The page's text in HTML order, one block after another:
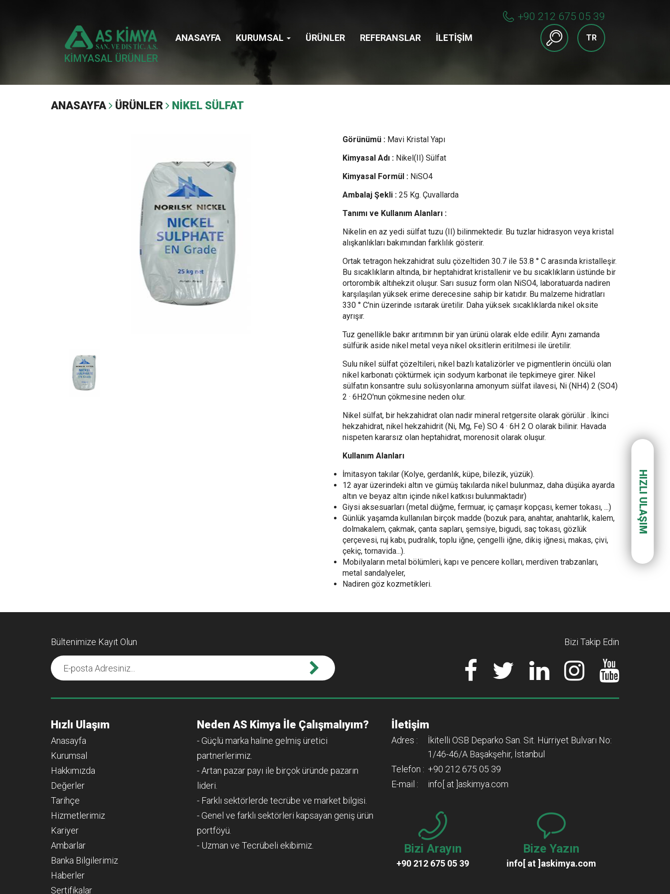
KİMYASAL ÜRÜNLER
ANASAYFA KURUMSAL ÜRÜNLER REFERANSLAR İLETIŞIM
+90 212 675 05 39
TR
ANASAYFA ÜRÜNLER NİKEL SÜLFAT
Görünümü : Mavi Kristal Yapı
Kimyasal Adı : Nikel(II) Sülfat
Kimyasal Formül : NiSO4
Ambalaj Şekli : 25 Kg. Çuvallarda
Tanımı ve Kullanım Alanları :
Nikelin en az yedi sülfat tuzu (II) bilinmektedir. Bu tuzlar hidrasyon veya kristal
alışkanlıkları bakımından farklılık gösterir.
Ortak tetragon hekzahidrat sulu çözeltiden 30.7 ile 53.8 ° C arasında kristalleşir.
Bu sıcaklıkların altında, bir heptahidrat kristallenir ve bu sıcaklıkların üstünde bir
ortorombik altıhekzit oluşur. Sarı susuz form olan NiSO4, laboratuarda nadiren
karşılaşılan yüksek erime derecesine sahip bir katıdır. Bu malzeme hidratları
330 ° C'nin üzerinde ısıtarak üretilir. Daha yüksek sıcaklıklarda nikel oksite
ayrışır.
Tuz genellikle bakır arıtımının bir yan ürünü olarak elde edilir. Aynı zamanda
sülfürik aside nikel metal veya nikel oksitlerin eritilmesi ile üretilir.
Sulu nikel sülfat çözeltileri, nikel bazlı katalizörler ve pigmentlerin öncülü olan
nikel karbonatı çöktürmek için sodyum karbonat ile tepkimeye girer. Nikel
sülfatın konsantre sulu solüsyonlarına amonyum sülfat ilavesi, Ni (NH4) 2 (SO4)
2 · 6H2O'nun çökmesine neden olur.
Nikel sülfat, bir hekzahidrat olan nadir mineral retgersite olarak görülür . İkinci
hekzahidrat, nikel hekzahidrit (Ni, Mg, Fe) SO 4 · 6H 2 O olarak bilinir. Havada
nispeten kararsız olan heptahidrat, morenosit olarak oluşur.
Kullanım Alanları
İmitasyon takılar (Kolye, gerdanlık, küpe, bilezik, yüzük).
12 ayar üzerindeki altın ve gümüş takılarda nikel bulunmaz, daha düşüka ayarda
altın ve beyaz altın içinde nikel katkısı bulunmaktadır)
Giysi aksesuarları (metal düğme, fermuar, iç çamaşır kopçası, kemer tokası, ...)
Günlük yaşamda kullanılan birçok madde (bozuk para, anahtar, anahtarlık, kalem,
dolmakalem, çakmak, çanta sapları, şemsiye, bigudi, saç tokası, gözlük
çerçevesi, ruj kabı, pudralık, toplu iğne, çengelli iğne, dikiş iğnesi, makas, çivi,
çekiç, tornavida...).
Mobilyaların metal bölümleri, kapı ve pencere kolları, merdiven trabzanları,
metal sandalyeler,
Nadiren göz kozmetikleri.
HIZLI ULAŞIM
Bültenimize Kayıt Olun Bizi Takip Edin
Hızlı Ulaşım
Anasayfa
Kurumsal
Hakkımızda
Değerler
Tarihçe
Hizmetlerimiz
Kariyer
Ambarlar
Banka Bilgilerimiz
Haberler
Sertifikalar
Neden AS Kimya İle Çalışmalıyım?
- Güçlü marka haline gelmiş üretici
partnerlerimiz.
- Artan pazar payı ile birçok üründe pazarın
lideri.
- Farklı sektörlerde tecrübe ve market bilgisi.
- Genel ve farklı sektörleri kapsayan geniş ürün
portföyü.
- Uzman ve Tecrübeli ekibimiz.
İletişim
Adres :
İkitelli OSB Deparko San. Sit. Hürriyet Bulvarı No:
1/46-46/A Başakşehir, İstanbul
Telefon : +90 212 675 05 39
E-mail :
info[ at ]askimya.com
Bizi Arayın
+90 212 675 05 39
Bize Yazın
info[ at ]askimya.com